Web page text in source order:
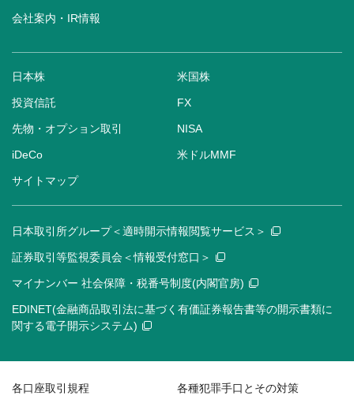
会社案内・IR情報
日本株 米国株
投資信託 FX
先物・オプション取引 NISA
iDeCo 米ドルMMF
サイトマップ
日本取引所グループ＜適時開示情報閲覧サービス＞
証券取引等監視委員会＜情報受付窓口＞
マイナンバー 社会保障・税番号制度(内閣官房)
EDINET(金融商品取引法に基づく有価証券報告書等の開示書類に
関する電子開示システム)
各口座取引規程 各種犯罪手口とその対策